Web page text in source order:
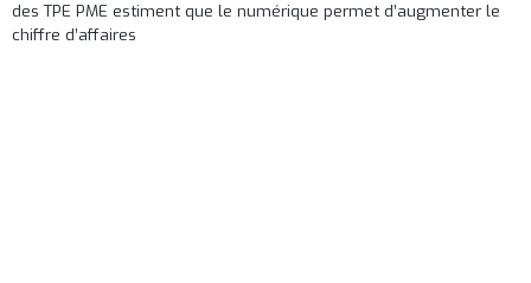
des TPE PME estiment que le numérique permet d’augmenter le
chiffre d’affaires